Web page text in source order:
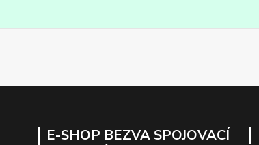
E-SHOP BEZVA SPOJOVACÍ